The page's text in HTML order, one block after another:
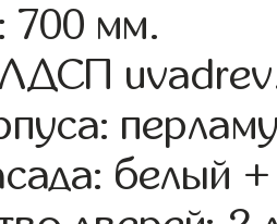
700 мм.
белый +